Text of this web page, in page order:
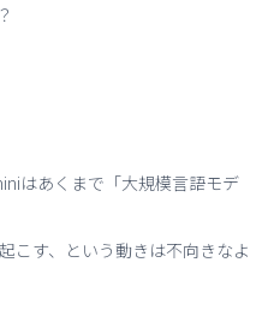
はあくまで「大規模言語モデ
こす、という動きは不向きなよ